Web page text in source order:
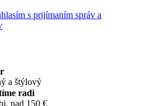
s prijímaním správ a
a štýlový
radi
nad 150 €